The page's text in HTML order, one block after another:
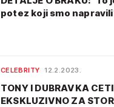
potez koji smo
CELEBRITY 12.2.2023.
TONY I DUBRAVKA
EKSKLUZIVNO ZA